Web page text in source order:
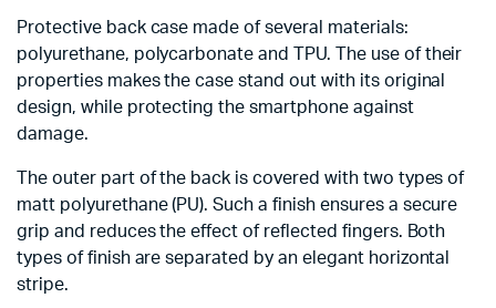
Protective back case made of several materials:
polyurethane, polycarbonate and TPU. The use of their
properties makes the case stand out with its original
design, while protecting the smartphone against
damage.
The outer part of the back is covered with two types of
matt polyurethane (PU). Such a finish ensures a secure
grip and reduces the effect of reflected fingers. Both
types of finish are separated by an elegant horizontal
stripe.